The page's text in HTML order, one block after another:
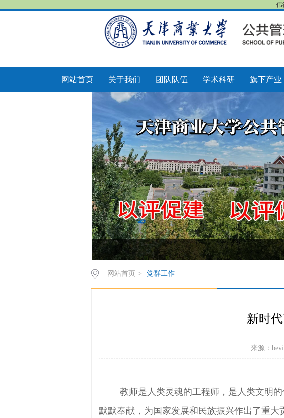
伟
网站首页 关于我们 团队队伍 学术科研 旗下产业
网站首页 > 党群工作
新时
来源：
教师是人类灵魂的工程师，是人类文明
默默奉献，为国家发展和民族振兴作出了重